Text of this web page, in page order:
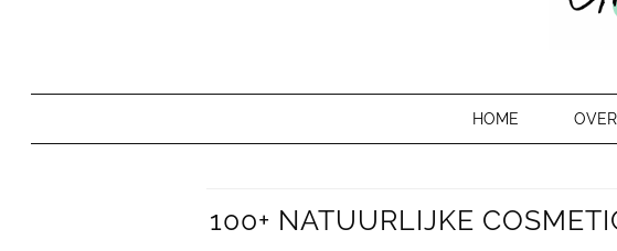
HOME OVER
100+ NATUURLIJKE